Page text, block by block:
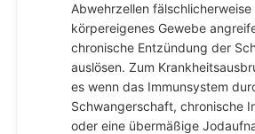
Abwehrzellen fälschlicherweise
körpereigenes Gewebe
chronische Entzündung der
auslösen. Zum
es wenn das Immunsystem
Schwangerschaft, chronische
oder eine übermäßige